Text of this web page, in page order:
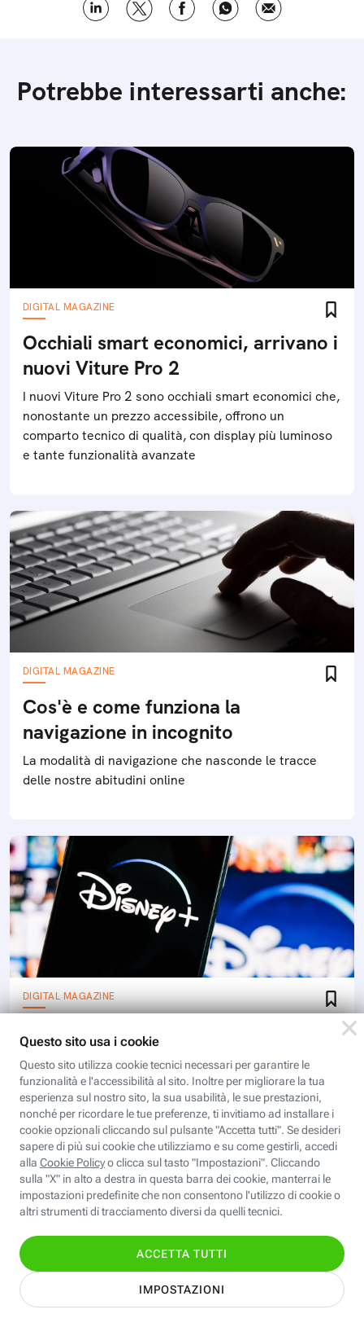
Potrebbe interessarti anche:
DIGITAL MAGAZINE
Occhiali smart economici, arrivano i
nuovi Viture Pro 2
I nuovi Viture Pro 2 sono occhiali smart economici che,
nonostante un prezzo accessibile, offrono un
comparto tecnico di qualità, con display più luminoso
e tante funzionalità avanzate
DIGITAL MAGAZINE
Cos'è e come funziona la
navigazione in incognito
La modalità di navigazione che nasconde le tracce
delle nostre abitudini online
DIGITAL MAGAZINE
Perché Disney+ ha rimosso 4K e
HDR dall’abbonamento Premium in
Italia
Disney+ ha rimosso il 4K e l’HDR dall’abbonamento
Premium anche in Italia. Ecco perché è successo e
cosa cambia per gli abbonati alla piattaforma di
streaming
Scopri i corsi gratuiti della
Fastweb Digital Academy